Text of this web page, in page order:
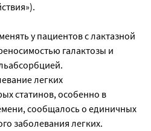
у пациентов с лактазной
галактозы и
легких
статинов, особенно в
сообщалось о единичных
заболевания легких.